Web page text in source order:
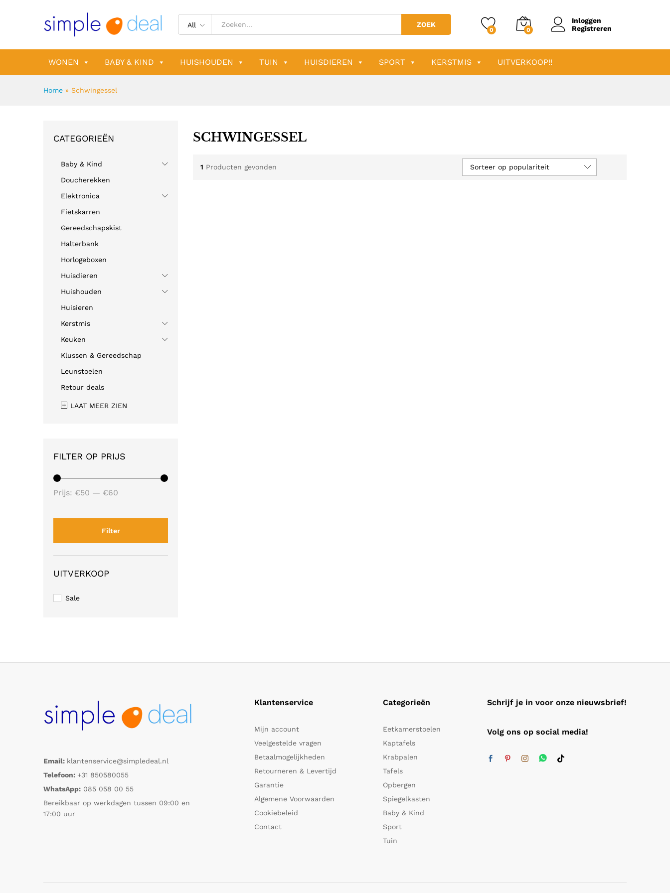
All ZOEK
0 0
Inloggen
Registreren
WONEN BABY & KIND HUISHOUDEN TUIN HUISDIEREN SPORT KERSTMIS UITVERKOOP!!
Home » Schwingessel
SCHWINGESSEL
1 Producten gevonden Sorteer op populariteit
CATEGORIEËN
Baby & Kind
Doucherekken
Elektronica
Fietskarren
Gereedschapskist
Halterbank
Horlogeboxen
Huisdieren
Huishouden
Huisieren
Kerstmis
Keuken
Klussen & Gereedschap
Leunstoelen
Retour deals
LAAT MEER ZIEN
FILTER OP PRIJS
Filter
Prijs: €50 — €60
UITVERKOOP
Sale
Email: klantenservice@simpledeal.nl
Telefoon: +31 850580055
WhatsApp: 085 058 00 55
Bereikbaar op werkdagen tussen 09:00 en
17:00 uur
Klantenservice
Mijn account
Veelgestelde vragen
Betaalmogelijkheden
Retourneren & Levertijd
Garantie
Algemene Voorwaarden
Cookiebeleid
Contact
Categorieën
Eetkamerstoelen
Kaptafels
Krabpalen
Tafels
Opbergen
Spiegelkasten
Baby & Kind
Sport
Tuin
Schrijf je in voor onze nieuwsbrief!
Volg ons op social media!